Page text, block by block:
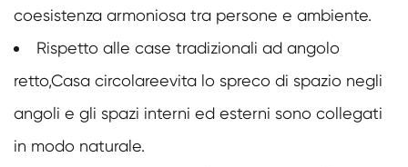
coesistenza armoniosa tra persone e ambiente.
Rispetto alle case tradizionali ad angolo
retto,Casa circolareevita lo spreco di spazio negli
angoli e gli spazi interni ed esterni sono collegati
in modo naturale.